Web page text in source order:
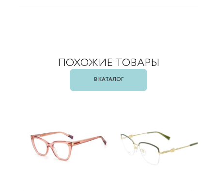
ПОХОЖИЕ ТОВАРЫ
В КАТАЛОГ